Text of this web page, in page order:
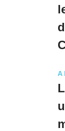
A